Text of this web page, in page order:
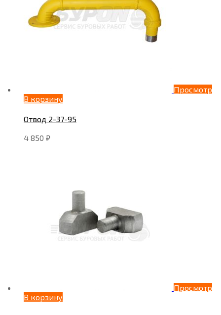
Просмотр
В корзину
Отвод 2-37-95
4 850 ₽
Просмотр
В корзину